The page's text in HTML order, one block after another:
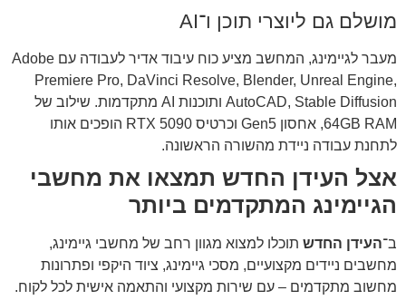
מושלם גם ליוצרי תוכן ו־AI
מעבר לגיימינג, המחשב מציע כוח עיבוד אדיר לעבודה עם Adobe
Premiere Pro, DaVinci Resolve, Blender, Unreal Engine,
AutoCAD, Stable Diffusion ותוכנות AI מתקדמות. שילוב של
64GB RAM, אחסון Gen5 וכרטיס RTX 5090 הופכים אותו
לתחנת עבודה ניידת מהשורה הראשונה.
אצל העידן החדש תמצאו את מחשבי
הגיימינג המתקדמים ביותר
ב־העידן החדש תוכלו למצוא מגוון רחב של מחשבי גיימינג,
מחשבים ניידים מקצועיים, מסכי גיימינג, ציוד היקפי ופתרונות
מחשוב מתקדמים – עם שירות מקצועי והתאמה אישית לכל לקוח.